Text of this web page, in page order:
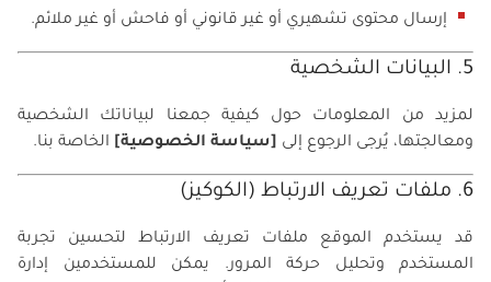
إرسال محتوى تشهيري أو غير قانوني أو فاحش أو غير ملائم.
5. البيانات الشخصية
لمزيد من المعلومات حول كيفية جمعنا لبياناتك الشخصية
ومعالجتها، يُرجى الرجوع إلى [سياسة الخصوصية] الخاصة بنا.
6. ملفات تعريف الارتباط (الكوكيز)
قد يستخدم الموقع ملفات تعريف الارتباط لتحسين تجربة
المستخدم وتحليل حركة المرور. يمكن للمستخدمين إدارة